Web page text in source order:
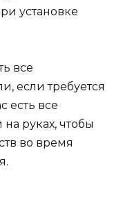
установке
все
если требуется
есть все
руках, чтобы
во время